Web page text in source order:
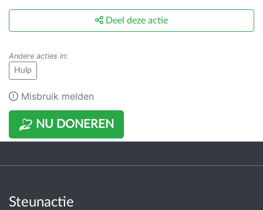
NU DONEREN
Deel deze actie
Andere acties in:
Hulp
Misbruik melden
Steunactie